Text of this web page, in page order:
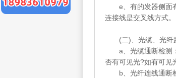
e、有的发器侧面有
连接线是交叉线方式。
(二)、光缆、光纤
a、光缆通断检测：
否有可见光?如有可见
b、光纤连线通断检